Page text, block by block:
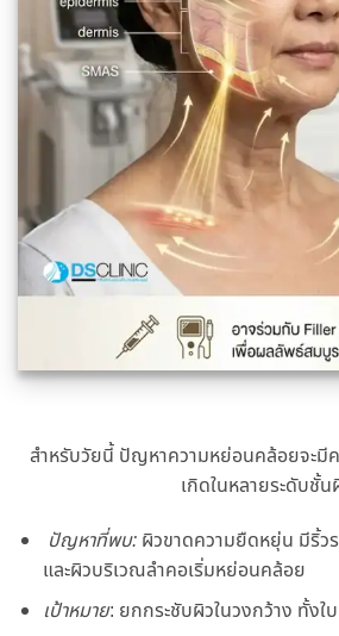
สําหรับวัยนี้ ปัญหาความหย่อนคล้อยจะมี
เกิดในหลายระดับชั้น
ปัญหาที่พบ:ผิวขาดความยืดหยุ่น มีริ้ว
และผิวบริเวณลําคอเริ่มหย่อนคล้อย
เป้าหมาย: ยกกระชับผิวในวงกว้าง ทั้งใ